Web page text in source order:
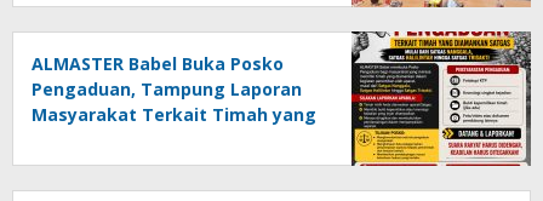
Agustina
ALMASTER Babel Buka Posko
Pengaduan, Tampung Laporan
Masyarakat Terkait Timah yang